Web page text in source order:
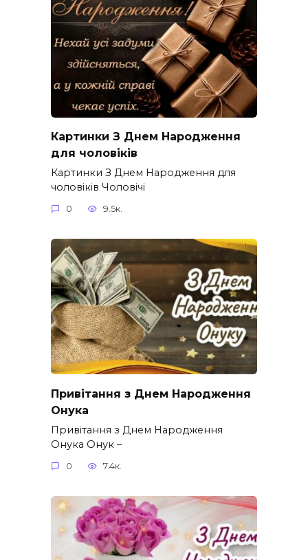
Картинки З Днем Народження
для чоловіків​
Картинки З Днем Народження для
чоловіків​ Чоловічі
0 9.5к.
Привітання з Днем Народження
Онука
Привітання з Днем Народження
Онука Онук –
0 7.4к.